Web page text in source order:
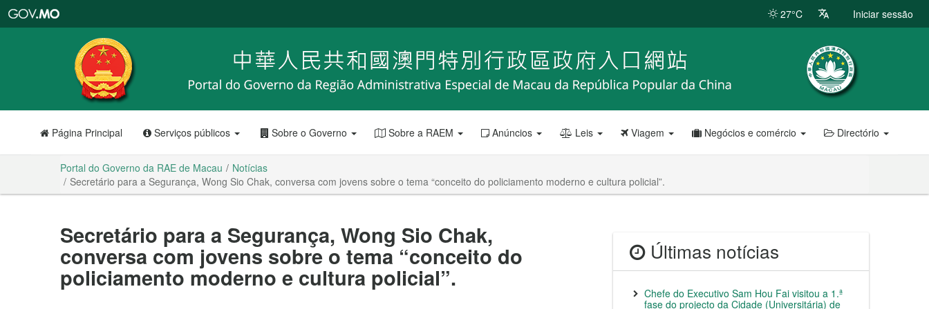
RAE
de
Macau
27°C Iniciar sessão
Página Principal Serviços públicos Sobre o Governo Sobre a RAEM Anúncios Leis Viagem Negócios e comércio Directório
Portal do Governo da RAE de Macau
Notícias
Secretário para a Segurança, Wong Sio Chak, conversa com jovens sobre o tema “conceito do policiamento moderno e cultura policial”.
Secretário para a Segurança, Wong Sio Chak,
conversa com jovens sobre o tema “conceito do
policiamento moderno e cultura policial”.
Últimas notícias
Chefe do Executivo Sam Hou Fai visitou a 1.ª
fase do projecto da Cidade (Universitária) de